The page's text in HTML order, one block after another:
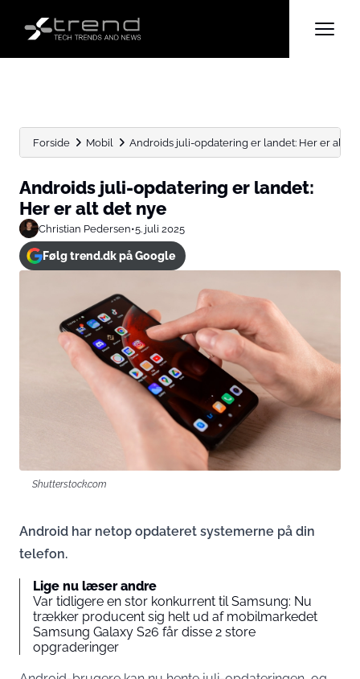
Forside Mobil Androids juli-opdatering er landet: Her er alt
Androids juli-opdatering er landet:
Her er alt det nye
Christian Pedersen•5. juli 2025
Følg trend.dk på Google
Shutterstock.com
Android har netop opdateret systemerne på din
telefon.
Lige nu læser andre
Var tidligere en stor konkurrent til Samsung: Nu
trækker producent sig helt ud af mobilmarkedet
Samsung Galaxy S26 får disse 2 store
opgraderinger